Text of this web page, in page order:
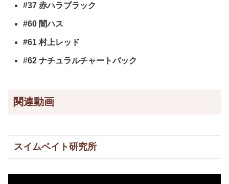
#37 赤ハラブラック
#60 闇ハス
#61 村上レッド
#62 ナチュラルチャートバック
関連動画
スイムベイト研究所